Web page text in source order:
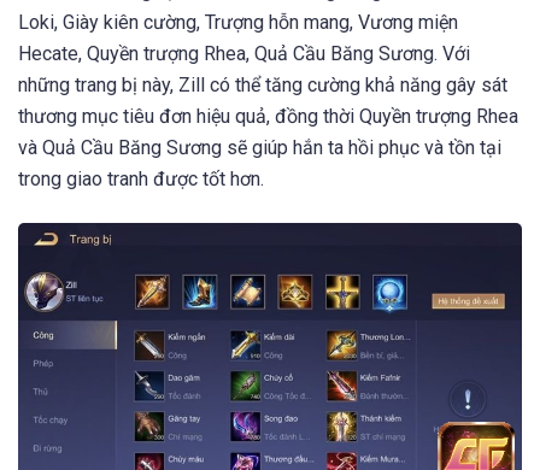
Loki, Giày kiên cường, Trượng hỗn mang, Vương miện
Hecate, Quyền trượng Rhea, Quả Cầu Băng Sương. Với
những trang bị này, Zill có thể tăng cường khả năng gây sát
thương mục tiêu đơn hiệu quả, đồng thời Quyền trượng Rhea
và Quả Cầu Băng Sương sẽ giúp hắn ta hồi phục và tồn tại
trong giao tranh được tốt hơn.